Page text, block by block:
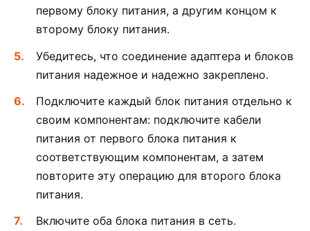
первому блоку питания, а другим концом к
второму блоку питания.
Убедитесь, что соединение адаптера и блоков
питания надежное и надежно закреплено.
Подключите каждый блок питания отдельно к
своим компонентам: подключите кабели
питания от первого блока питания к
соответствующим компонентам, а затем
повторите эту операцию для второго блока
питания.
Включите оба блока питания в сеть.